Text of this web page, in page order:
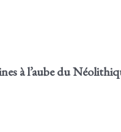
à l’aube du